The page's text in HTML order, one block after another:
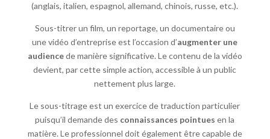
(anglais, italien, espagnol, allemand, chinois, russe, etc.).
Sous-titrer un film, un reportage, un documentaire ou
une vidéo d’entreprise est l’occasion d’augmenter une
audiencede manière significative. Le contenu de la vidéo
devient, par cette simple action, accessible à un public
nettement plus large.
Le sous-titrage est un exercice de traduction particulier
puisqu’il demande des connaissances pointues en la
matière. Le professionnel doit également être capable de